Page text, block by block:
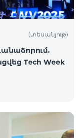
(տեսանյութ)
Tech Week